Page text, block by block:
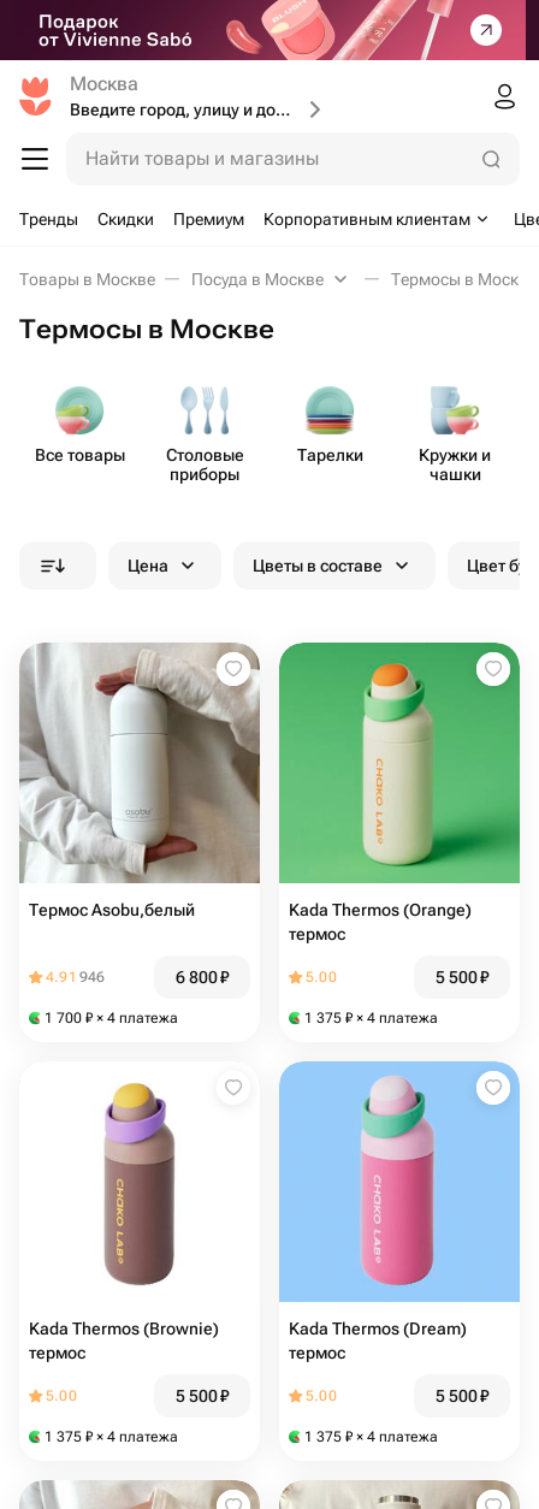
Москва
Введите город, улицу и дом доставки
Найти товары и магазины
Тренды Скидки Премиум Корпоративным клиентам
Товары в Москве Посуда в Москве Термосы в Москве
Термосы в Москве
Все товары
Столовые
приборы
Тарелки
Кружки и
чашки
Цена Цветы в составе Цвет
Термос Asobu,белый
4.91 946 6 800₽
1 700 ₽ × 4 платежа
Kada Thermos (Orange)
термос
5.00 5 500₽
1 375 ₽ × 4 платежа
Kada Thermos (Brownie)
термос
5.00 5 500₽
1 375 ₽ × 4 платежа
Kada Thermos (Dream)
термос
5.00 5 500₽
1 375 ₽ × 4 платежа